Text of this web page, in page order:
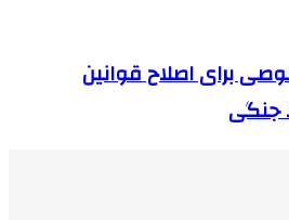
برای اصلاح قوانین
جنگی